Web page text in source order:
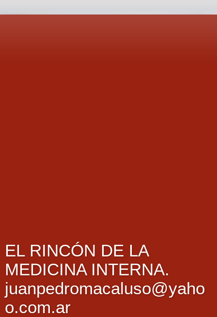
EL RINCÓN DE LA
MEDICINA INTERNA.
juanpedromacaluso@yaho
o.com.ar